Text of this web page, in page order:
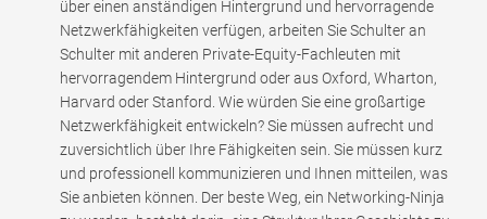
über einen anständigen Hintergrund und hervorragende
Netzwerkfähigkeiten verfügen, arbeiten Sie Schulter an
Schulter mit anderen Private-Equity-Fachleuten mit
hervorragendem Hintergrund oder aus Oxford, Wharton,
Harvard oder Stanford. Wie würden Sie eine großartige
Netzwerkfähigkeit entwickeln? Sie müssen aufrecht und
zuversichtlich über Ihre Fähigkeiten sein. Sie müssen kurz
und professionell kommunizieren und Ihnen mitteilen, was
Sie anbieten können. Der beste Weg, ein Networking-Ninja